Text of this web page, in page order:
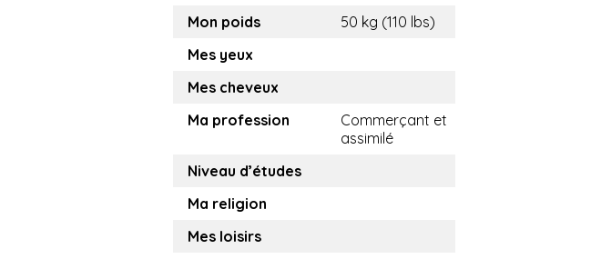
Mon poids
50 kg (110 lbs)
Mes yeux
Mes cheveux
Ma profession
Commerçant et
assimilé
Niveau d’études
Ma religion
Mes loisirs